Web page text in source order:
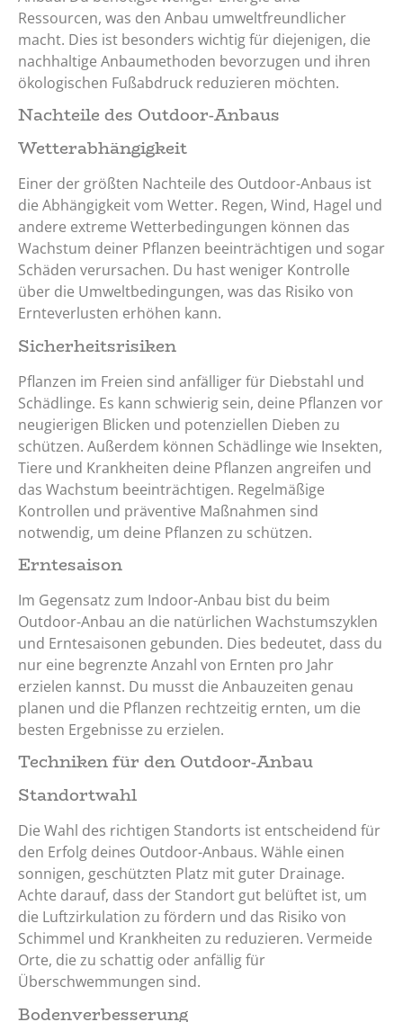
Ressourcen, was den Anbau umweltfreundlicher
macht. Dies ist besonders wichtig für diejenigen, die
nachhaltige Anbaumethoden bevorzugen und ihren
ökologischen Fußabdruck reduzieren möchten.
Nachteile des Outdoor-Anbaus
Wetterabhängigkeit
Einer der größten Nachteile des Outdoor-Anbaus ist
die Abhängigkeit vom Wetter. Regen, Wind, Hagel und
andere extreme Wetterbedingungen können das
Wachstum deiner Pflanzen beeinträchtigen und sogar
Schäden verursachen. Du hast weniger Kontrolle
über die Umweltbedingungen, was das Risiko von
Ernteverlusten erhöhen kann.
Sicherheitsrisiken
Pflanzen im Freien sind anfälliger für Diebstahl und
Schädlinge. Es kann schwierig sein, deine Pflanzen vor
neugierigen Blicken und potenziellen Dieben zu
schützen. Außerdem können Schädlinge wie Insekten,
Tiere und Krankheiten deine Pflanzen angreifen und
das Wachstum beeinträchtigen. Regelmäßige
Kontrollen und präventive Maßnahmen sind
notwendig, um deine Pflanzen zu schützen.
Erntesaison
Im Gegensatz zum Indoor-Anbau bist du beim
Outdoor-Anbau an die natürlichen Wachstumszyklen
und Erntesaisonen gebunden. Dies bedeutet, dass du
nur eine begrenzte Anzahl von Ernten pro Jahr
erzielen kannst. Du musst die Anbauzeiten genau
planen und die Pflanzen rechtzeitig ernten, um die
besten Ergebnisse zu erzielen.
Techniken für den Outdoor-Anbau
Standortwahl
Die Wahl des richtigen Standorts ist entscheidend für
den Erfolg deines Outdoor-Anbaus. Wähle einen
sonnigen, geschützten Platz mit guter Drainage.
Achte darauf, dass der Standort gut belüftet ist, um
die Luftzirkulation zu fördern und das Risiko von
Schimmel und Krankheiten zu reduzieren. Vermeide
Orte, die zu schattig oder anfällig für
Überschwemmungen sind.
Bodenverbesserung